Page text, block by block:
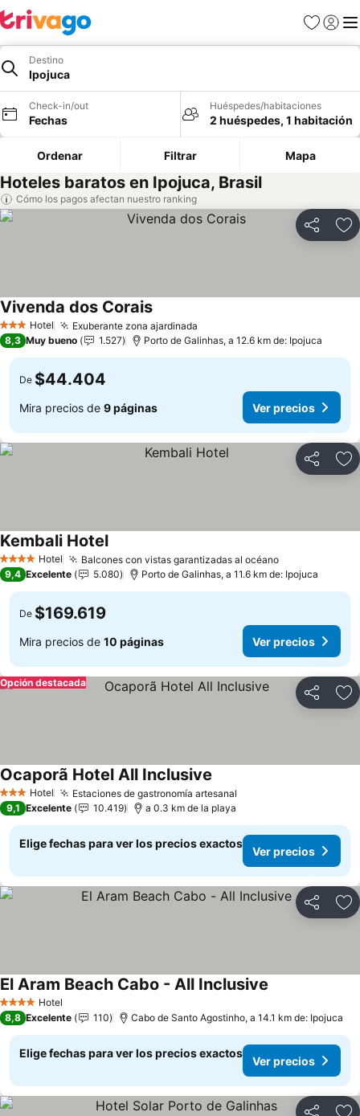
Favoritos
Iniciar
Destino
Ipojuca
Check-in/out
Fechas
Huéspedes/habitaciones
2 huéspedes, 1 habitación
Ordenar Filtrar Mapa
Hoteles baratos en Ipojuca, Brasil
Cómo los pagos afectan nuestro ranking
Compartir
3 Estrellas
Hotel Exuberante zona ajardinada
Vivenda dos CoraisVer precios
8,3 Muy bueno 1.527 Porto de Galinhas, a 12.6 km de: Ipojuca
De $44.404
Mira precios de 9 páginas Ver precios
Compartir
4 EstrellasHotel Balcones con vistas garantizadas al océanoVer precios
Kembali HotelVer precios
9,4 Excelente 5.080 Porto de Galinhas, a 11.6 km de: Ipojuca
De $169.619
Mira precios de 10 páginas Ver precios
Compartir
Opción destacada
3 Estrellas
Hotel Estaciones de gastronomía artesanal
Ocaporã Hotel All Inclusive
9,1 Excelente 10.419 a 0.3 km de la playa
Elige fechas para ver los precios exactos
Ver precios
Compartir
4 EstrellasHotel
El Aram Beach Cabo - All Inclusive
8,8 Excelente 110 Cabo de Santo Agostinho, a 14.1 km de: Ipojuca
Elige fechas para ver los precios exactos
Ver precios